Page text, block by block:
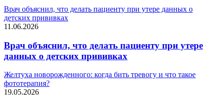
Врач объяснил, что делать пациенту при утере данных о
детских прививках
11.06.2026
Врач объяснил, что делать пациенту при утере
данных о детских прививках
Желтуха новорожденного: когда бить тревогу и что такое
фототерапия?
19.05.2026